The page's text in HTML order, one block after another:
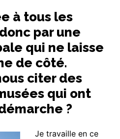
à tous les
par une
qui ne laisse
de côté.
citer des
qui ont
?
Je travaille en ce